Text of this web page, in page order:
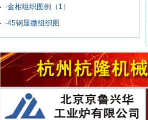
·金相组织图例（1）
·45钢显微组织图